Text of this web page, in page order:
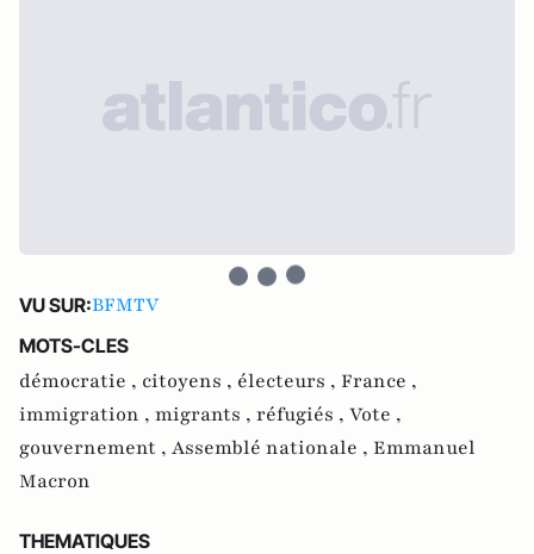
VU SUR:BFMTV
MOTS-CLES
démocratie , citoyens , électeurs , France ,
immigration , migrants , réfugiés , Vote ,
gouvernement , Assemblé nationale , Emmanuel
Macron
THEMATIQUES